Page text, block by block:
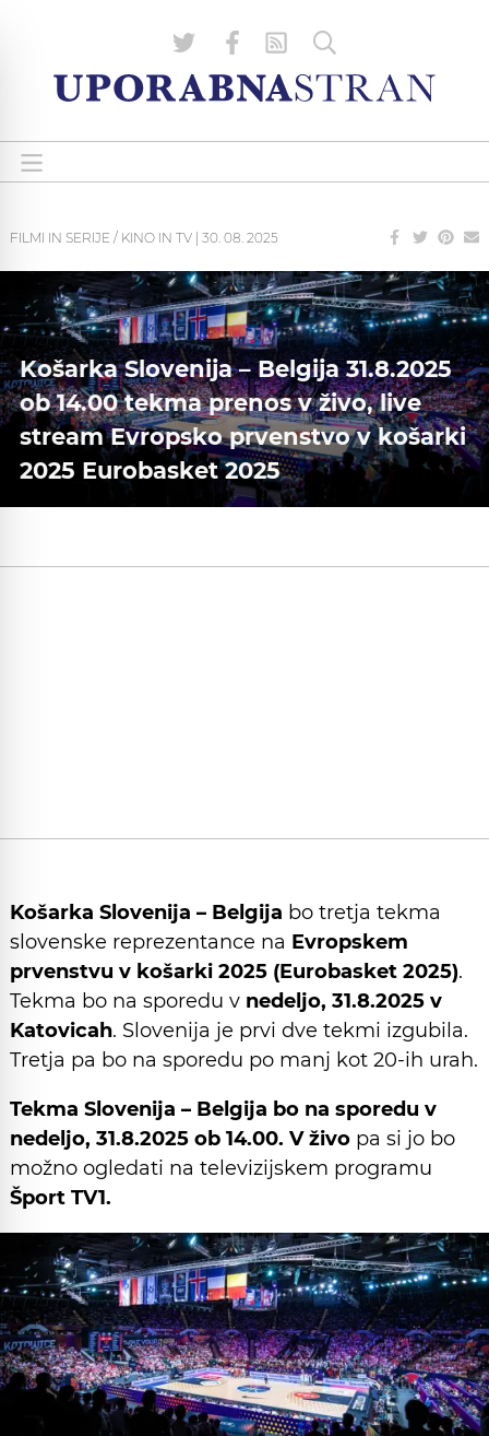
FILMI IN SERIJE / KINO IN TV 30. 08. 2025
Košarka Slovenija – Belgija 31.8.2025
ob 14.00 tekma prenos v živo, live
stream Evropsko prvenstvo v košarki
2025 Eurobasket 2025
Košarka Slovenija – Belgija bo tretja tekma
slovenske reprezentance na Evropskem
prvenstvu v košarki 2025 (Eurobasket 2025).
Tekma bo na sporedu v nedeljo, 31.8.2025 v
Katovicah. Slovenija je prvi dve tekmi izgubila.
Tretja pa bo na sporedu po manj kot 20-ih urah.
Tekma Slovenija – Belgija bo na sporedu v
nedeljo, 31.8.2025 ob 14.00. V živo pa si jo bo
možno ogledati na televizijskem programu
Šport TV1.